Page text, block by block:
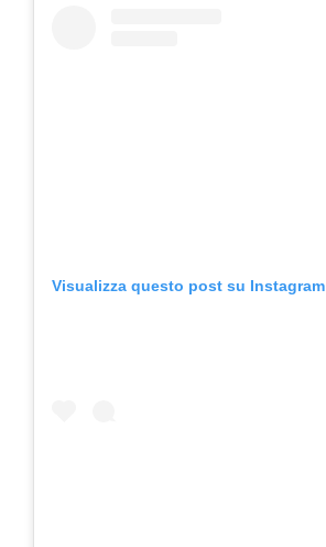
Visualizza questo post su Instagram